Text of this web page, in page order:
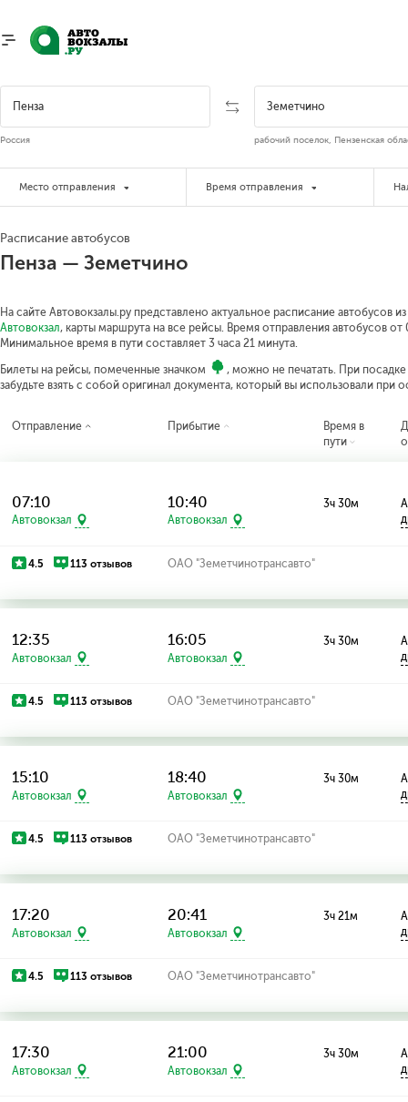
Россия рабочий поселок, Пензенская
Место отправления Время отправления
Расписание автобусов
Пенза — Земетчино
На сайте Автовокзалы.ру представлено актуальное расписание автобусов
Автовокзал, карты маршрута на все рейсы. Время отправления автобусов от
Минимальное время в пути составляет 3 часа 21 минута.
Билеты на рейсы, помеченные значком
, можно не печатать. При
забудьте взять с собой оригинал документа, который вы использовали при
Отправление Прибытие
Время в
пути
07:10
Автовокзал
10:40
Автовокзал
3ч 30м
4.5 113 отзывов ОАО "Земетчинотрансавто"
12:35
Автовокзал
16:05
Автовокзал
3ч 30м
4.5 113 отзывов ОАО "Земетчинотрансавто"
15:10
Автовокзал
18:40
Автовокзал
3ч 30м
4.5 113 отзывов ОАО "Земетчинотрансавто"
17:20
Автовокзал
20:41
Автовокзал
3ч 21м
4.5 113 отзывов ОАО "Земетчинотрансавто"
17:30
Автовокзал
21:00
Автовокзал
3ч 30м